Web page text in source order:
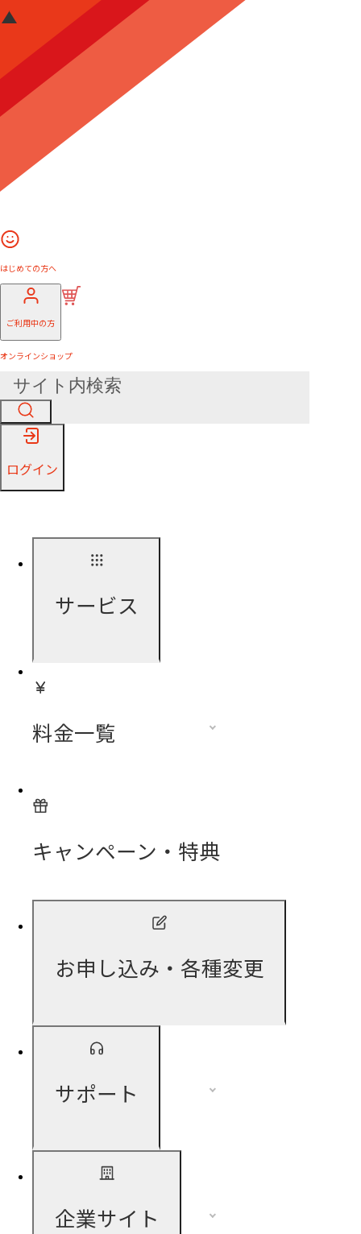
はじめての方へ
ご利用中の方
オンラインショップ
ログイン
サービス
料金一覧
キャンペーン・特典
お申し込み・各種変更
サポート
企業サイト